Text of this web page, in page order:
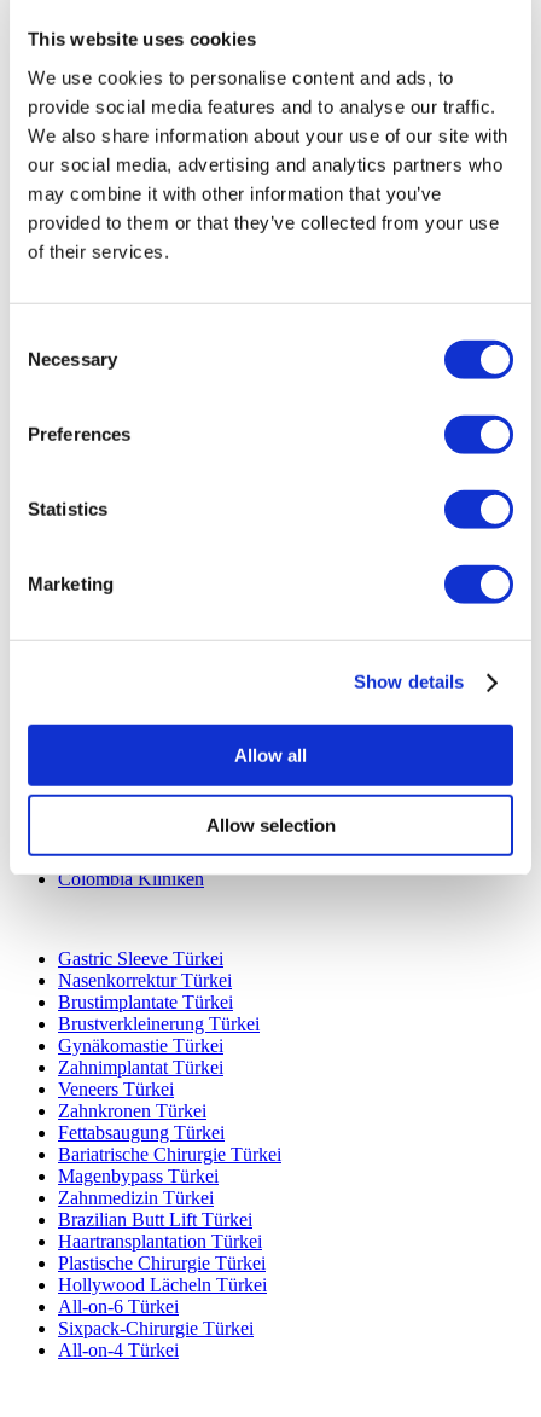
This website uses cookies
We use cookies to personalise content and ads, to
provide social media features and to analyse our traffic.
We also share information about your use of our site with
our social media, advertising and analytics partners who
may combine it with other information that you’ve
provided to them or that they’ve collected from your use
of their services.
Selection
Necessary
Preferences
Statistics
Marketing
Show details
Allow all
Allow selection
MIRAC SARA TOURISM abgewickelt, einer bei TÜRSAB
registrierten Reiseagentur der Gruppe A (Zertifikatsnummer:
12276).
Alle Behandlungen werden von einer im
Gesundheitstourismus zertifizierten Gesundheitseinrichtung
durchgeführt.
Über uns
Wie es Funktioniert
Vor-Op Leitfaden
FAQ
Allgemeine Geschäftsbedingungen
Stornierungsrichtlinie
Mexico Kliniken
Hungary Kliniken
Colombia Kliniken
Gastric Sleeve Türkei
Nasenkorrektur Türkei
Brustimplantate Türkei
Brustverkleinerung Türkei
Gynäkomastie Türkei
Zahnimplantat Türkei
Veneers Türkei
Zahnkronen Türkei
Fettabsaugung Türkei
Bariatrische Chirurgie Türkei
Magenbypass Türkei
Zahnmedizin Türkei
Brazilian Butt Lift Türkei
Haartransplantation Türkei
Plastische Chirurgie Türkei
Hollywood Lächeln Türkei
All-on-6 Türkei
Sixpack-Chirurgie Türkei
All-on-4 Türkei